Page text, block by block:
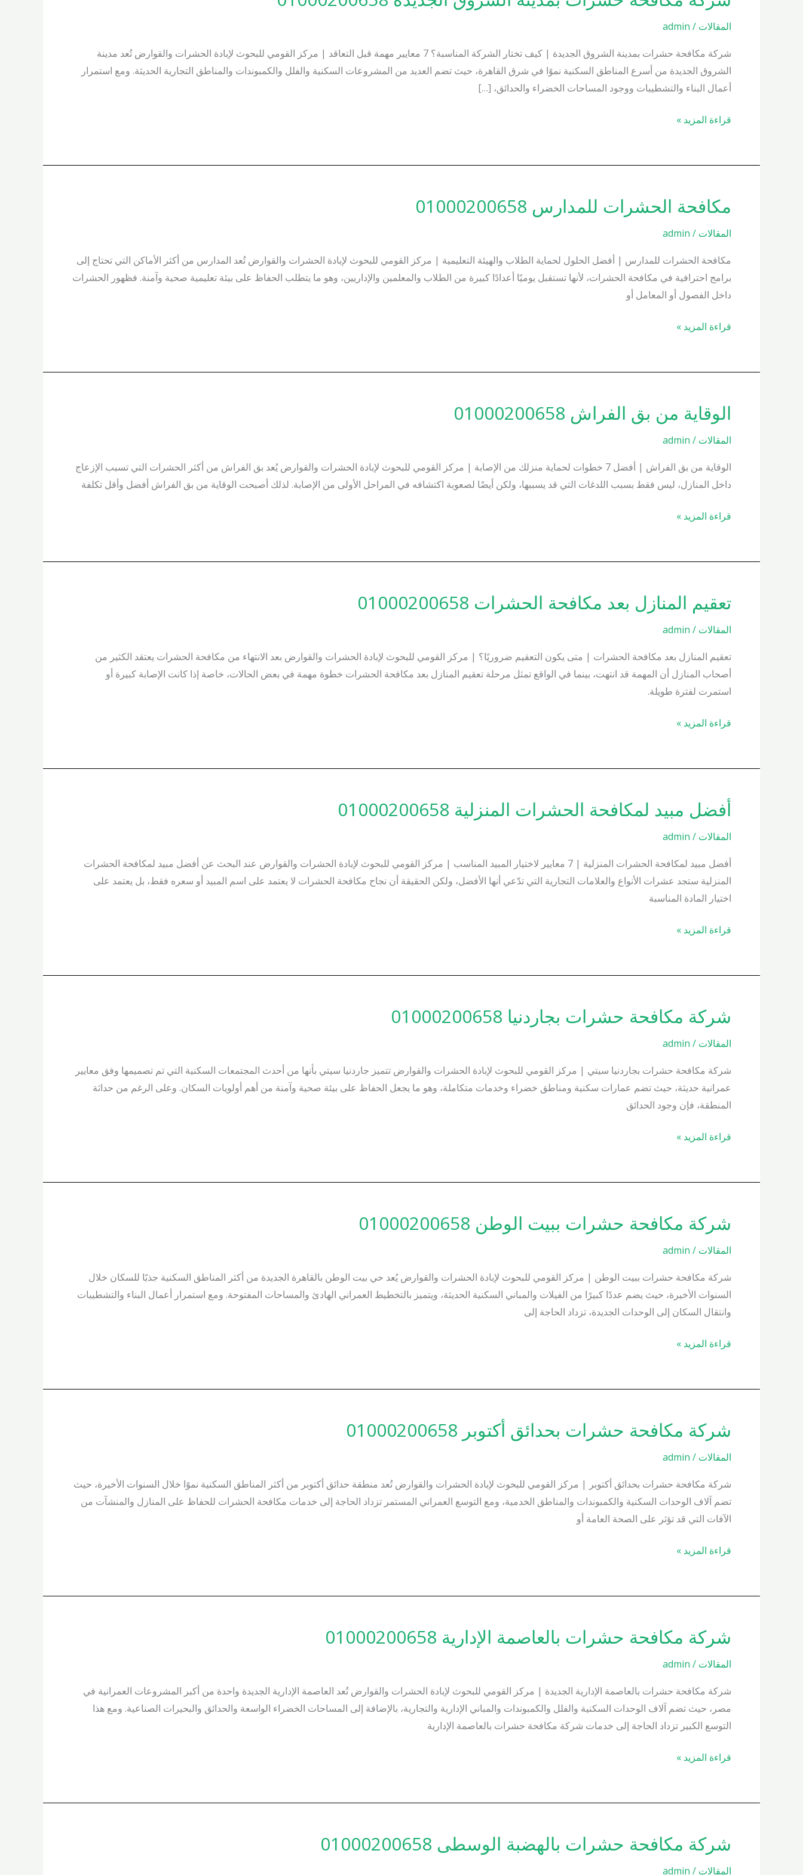
المقالات /
admin
شركة مكافحة حشرات بمدينة الشروق الجديدة | كيف تختار الشركة المناسبة؟ 7 معايير مهمة قبل التعاقد | مركز القومي للبحوث لإبادة الحشرات والقوارض تُعد مدينة
الشروق الجديدة من أسرع المناطق السكنية نموًا في شرق القاهرة، حيث تضم العديد من المشروعات السكنية والفلل والكمبوندات والمناطق التجارية الحديثة. ومع استمرار
أعمال البناء والتشطيبات ووجود المساحات الخضراء والحدائق، […]
مكافحة
حشرات
بمدينة
الشروق
الجديدة
قراءة المزيد »
مكافحة الحشرات للمدارس 01000200658
المقالات /
admin
مكافحة الحشرات للمدارس | أفضل الحلول لحماية الطلاب والهيئة التعليمية | مركز القومي للبحوث لإبادة الحشرات والقوارض تُعد المدارس من أكثر الأماكن التي تحتاج إلى
برامج احترافية في مكافحة الحشرات، لأنها تستقبل يوميًا أعدادًا كبيرة من الطلاب والمعلمين والإداريين، وهو ما يتطلب الحفاظ على بيئة تعليمية صحية وآمنة. فظهور الحشرات
داخل الفصول أو المعامل أو
مكافحة
للمدارس
01000200658
قراءة المزيد »
الوقاية من بق الفراش 01000200658
المقالات /
admin
الوقاية من بق الفراش | أفضل 7 خطوات لحماية منزلك من الإصابة | مركز القومي للبحوث لإبادة الحشرات والقوارض يُعد بق الفراش من أكثر الحشرات التي تسبب الإزعاج
داخل المنازل، ليس فقط بسبب اللدغات التي قد يسببها، ولكن أيضًا لصعوبة اكتشافه في المراحل الأولى من الإصابة. لذلك أصبحت الوقاية من بق الفراش أفضل وأقل تكلفة
الوقاية
بق
الفراش
01000200658
قراءة المزيد »
تعقيم المنازل بعد مكافحة الحشرات 01000200658
المقالات /
admin
تعقيم المنازل بعد مكافحة الحشرات | متى يكون التعقيم ضروريًا؟ | مركز القومي للبحوث لإبادة الحشرات والقوارض بعد الانتهاء من مكافحة الحشرات يعتقد الكثير من
أصحاب المنازل أن المهمة قد انتهت، بينما في الواقع تمثل مرحلة تعقيم المنازل بعد مكافحة الحشرات خطوة مهمة في بعض الحالات، خاصة إذا كانت الإصابة كبيرة أو
استمرت لفترة طويلة.
تعقيم
المنازل
بعد
مكافحة
الحشرات
01000200658
قراءة المزيد »
أفضل مبيد لمكافحة الحشرات المنزلية 01000200658
المقالات /
admin
أفضل مبيد لمكافحة الحشرات المنزلية | 7 معايير لاختيار المبيد المناسب | مركز القومي للبحوث لإبادة الحشرات والقوارض عند البحث عن أفضل مبيد لمكافحة الحشرات
المنزلية ستجد عشرات الأنواع والعلامات التجارية التي تدّعي أنها الأفضل، ولكن الحقيقة أن نجاح مكافحة الحشرات لا يعتمد على اسم المبيد أو سعره فقط، بل يعتمد على
اختيار المادة المناسبة
أفضل
لمكافحة
الحشرات
المنزلية
01000200658
قراءة المزيد »
شركة مكافحة حشرات بجاردنيا 01000200658
المقالات /
admin
شركة مكافحة حشرات بجاردنيا سيتي | مركز القومي للبحوث لإبادة الحشرات والقوارض تتميز جاردنيا سيتي بأنها من أحدث المجتمعات السكنية التي تم تصميمها وفق معايير
عمرانية حديثة، حيث تضم عمارات سكنية ومناطق خضراء وخدمات متكاملة، وهو ما يجعل الحفاظ على بيئة صحية وآمنة من أهم أولويات السكان. وعلى الرغم من حداثة
المنطقة، فإن وجود الحدائق
شركة
مكافحة
حشرات
بجاردنيا
01000200658
قراءة المزيد »
شركة مكافحة حشرات ببيت الوطن 01000200658
المقالات /
admin
شركة مكافحة حشرات ببيت الوطن | مركز القومي للبحوث لإبادة الحشرات والقوارض يُعد حي بيت الوطن بالقاهرة الجديدة من أكثر المناطق السكنية جذبًا للسكان خلال
السنوات الأخيرة، حيث يضم عددًا كبيرًا من الفيلات والمباني السكنية الحديثة، ويتميز بالتخطيط العمراني الهادئ والمساحات المفتوحة. ومع استمرار أعمال البناء والتشطيبات
وانتقال السكان إلى الوحدات الجديدة، تزداد الحاجة إلى
شركة
مكافحة
حشرات
ببيت
الوطن
01000200658
قراءة المزيد »
شركة مكافحة حشرات بحدائق أكتوبر 01000200658
المقالات /
admin
شركة مكافحة حشرات بحدائق أكتوبر | مركز القومي للبحوث لإبادة الحشرات والقوارض تُعد منطقة حدائق أكتوبر من أكثر المناطق السكنية نموًا خلال السنوات الأخيرة، حيث
تضم آلاف الوحدات السكنية والكمبوندات والمناطق الخدمية، ومع التوسع العمراني المستمر تزداد الحاجة إلى خدمات مكافحة الحشرات للحفاظ على المنازل والمنشآت من
الآفات التي قد تؤثر على الصحة العامة أو
شركة
مكافحة
حشرات
بحدائق
أكتوبر
01000200658
قراءة المزيد »
شركة مكافحة حشرات بالعاصمة الإدارية 01000200658
المقالات /
admin
شركة مكافحة حشرات بالعاصمة الإدارية الجديدة | مركز القومي للبحوث لإبادة الحشرات والقوارض تُعد العاصمة الإدارية الجديدة واحدة من أكبر المشروعات العمرانية في
مصر، حيث تضم آلاف الوحدات السكنية والفلل والكمبوندات والمباني الإدارية والتجارية، بالإضافة إلى المساحات الخضراء الواسعة والحدائق والبحيرات الصناعية. ومع هذا
التوسع الكبير تزداد الحاجة إلى خدمات شركة مكافحة حشرات بالعاصمة الإدارية
شركة
مكافحة
حشرات
بالعاصمة
01000200658
قراءة المزيد »
شركة مكافحة حشرات بالهضبة الوسطى 01000200658
المقالات /
admin
شركة
مكافحة